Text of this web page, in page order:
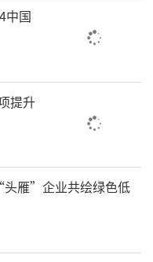
中国
提升
雁”企业共绘绿色低